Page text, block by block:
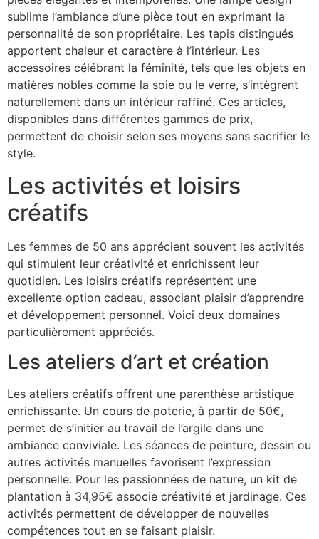
sublime l’ambiance d’une pièce tout en exprimant la
personnalité de son propriétaire. Les tapis distingués
apportent chaleur et caractère à l’intérieur. Les
accessoires célébrant la féminité, tels que les objets en
matières nobles comme la soie ou le verre, s’intègrent
naturellement dans un intérieur raffiné. Ces articles,
disponibles dans différentes gammes de prix,
permettent de choisir selon ses moyens sans sacrifier le
style.
Les activités et loisirs
créatifs
Les femmes de 50 ans apprécient souvent les activités
qui stimulent leur créativité et enrichissent leur
quotidien. Les loisirs créatifs représentent une
excellente option cadeau, associant plaisir d’apprendre
et développement personnel. Voici deux domaines
particulièrement appréciés.
Les ateliers d’art et création
Les ateliers créatifs offrent une parenthèse artistique
enrichissante. Un cours de poterie, à partir de 50€,
permet de s’initier au travail de l’argile dans une
ambiance conviviale. Les séances de peinture, dessin ou
autres activités manuelles favorisent l’expression
personnelle. Pour les passionnées de nature, un kit de
plantation à 34,95€ associe créativité et jardinage. Ces
activités permettent de développer de nouvelles
compétences tout en se faisant plaisir.